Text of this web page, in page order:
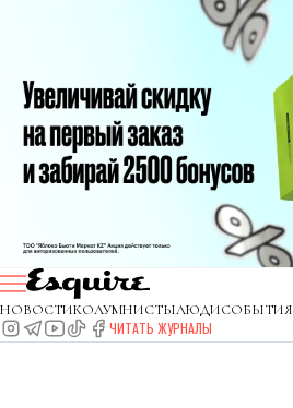
НОВОСТИКОЛУМНИСТЫЛЮДИСОБЫТИЯ
ЧИТАТЬ ЖУРНАЛЫ